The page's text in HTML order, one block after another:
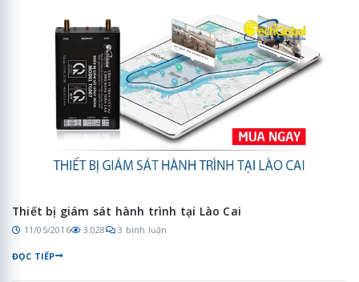
Thiết bị giám sát hành trình tại Lào Cai
11/05/2016 3.028 3 bình luận
ĐỌC TIẾP